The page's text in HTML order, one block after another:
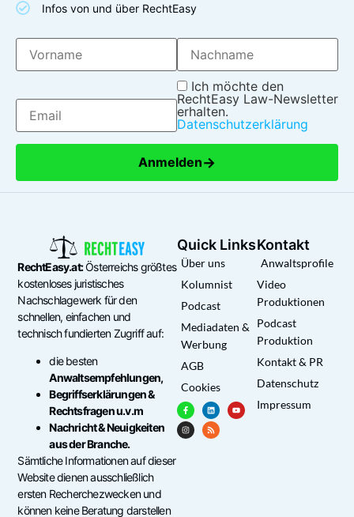
Infos von und über RechtEasy
Ich möchte den
RechtEasy Law-Newsletter
erhalten.
Datenschutzerklärung
Anmelden→
RechtEasy.at:Österreichs größtes
kostenloses juristisches
Nachschlagewerk für den
schnellen, einfachen und
technisch fundierten Zugriff auf:
die besten
Anwaltsempfehlungen,
Begriffserklärungen &
Rechtsfragen u.v.m
Nachricht & Neuigkeiten
aus der Branche.
Sämtliche Informationen auf dieser
Website dienen ausschließlich
ersten Recherchezwecken und
können keine Beratung darstellen
Quick Links
Über uns
Kolumnist
Podcast
Mediadaten &
Werbung
AGB
Cookies
Kontakt
Anwaltsprofile
Video
Produktionen
Podcast
Produktion
Kontakt & PR
Datenschutz
Impressum